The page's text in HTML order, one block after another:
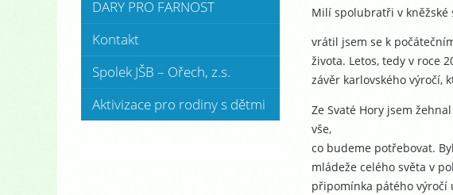
Milí spolubratři v
vrátil jsem se k
života. Letos, tedy v roce
závěr karlovského výročí,
Ze Svaté Hory jsem
vše,
co budeme potřebovat.
mládeže celého světa v
připomínka pátého výročí
DARY PRO FARNOST
Kontakt
Spolek JŠB – Ořech, z.s.
Aktivizace pro rodiny s dětmi